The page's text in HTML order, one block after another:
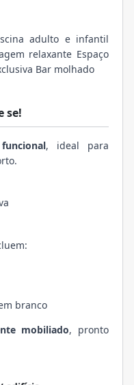
adulto e infantil
relaxante Espaço
Bar molhado
se!
, ideal para
branco
mobiliado, pronto